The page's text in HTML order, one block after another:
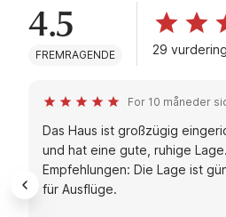
4.5
FREMRAGENDE 29
For 10 måneder
Das Haus ist großzügig
und hat eine gute, ruhige Lage.
Empfehlungen: Die Lage ist
für Ausflüge.